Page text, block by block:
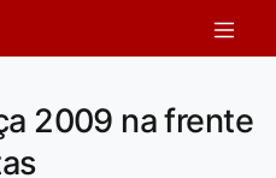
2009 na frente